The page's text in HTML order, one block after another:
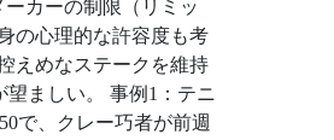
ーカーの制限（リミッ
の心理的な許容度も考
えめなステークを維持
望ましい。 事例1：テニ
で、クレー巧者が前週